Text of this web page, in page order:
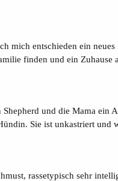
mich entschieden ein
finden und ein
Shepherd und die Mama
Sie ist unkastriert und
rassetypisch sehr